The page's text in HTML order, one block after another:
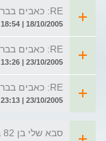
RE: כאבים בברכיים
18/10/2005 | 18:54 | מאת: אב
RE: כאבים בברכיים
23/10/2005 | 13:26 | מאת:
RE: כאבים בברכיים
23/10/2005 | 23:13 | מאת: אב
סבא שלי בן 82 במצוקה קשה אבקש עזרה דחופה !